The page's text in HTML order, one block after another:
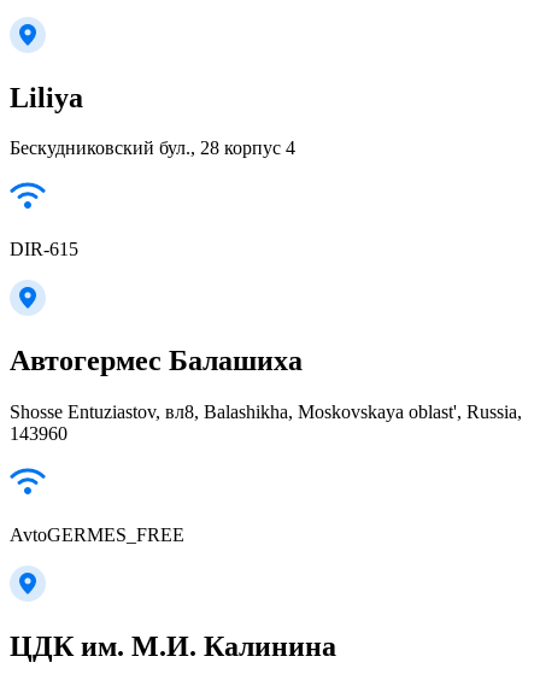
Liliya
Бескудниковский бул., 28 корпус 4
DIR-615
Автогермес Балашиха
Shosse Entuziastov, вл8, Balashikha, Moskovskaya oblast', Russia,
143960
AvtoGERMES_FREE
ЦДК им. М.И. Калинина